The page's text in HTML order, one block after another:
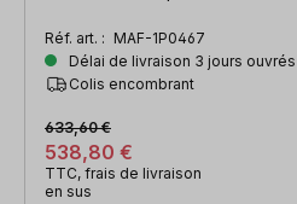
Réf. art. : MAF-1P0467
Délai de livraison 3 jours ouvrés
Colis encombrant
538,80 €
633,60 €
TTC, frais de livraison
en sus